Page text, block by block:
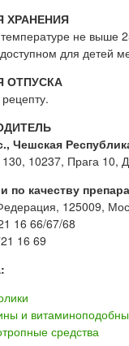
ХРАНЕНИЯ
не выше
для детей
ОТПУСКА
Чешская
10237, Прага 10,
по качеству
125009,
16 66/67/68
16 69
и
средства